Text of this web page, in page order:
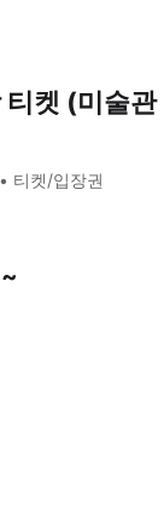
켓 (미술
티켓/입장권